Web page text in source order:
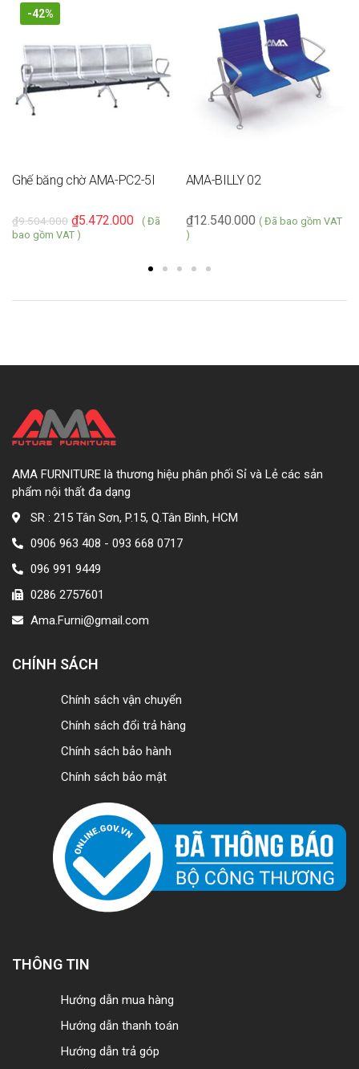
-42%
Ghế băng chờ AMA-PC2-5I
9.504.000
₫ 5.472.000
₫
( Đã
bao gồm VAT )
AMA-BILLY 02
12.540.000
₫
( Đã bao gồm VAT
)
AMA FURNITURE là thương hiệu phân phối Sỉ và Lẻ các sản
phẩm nội thất đa dạng
SR : 215 Tân Sơn, P.15, Q.Tân Bình, HCM
0906 963 408 - 093 668 0717
096 991 9449
0286 2757601
Ama.Furni@gmail.com
CHÍNH SÁCH
Chính sách vận chuyển
Chính sách đổi trả hàng
Chính sách bảo hành
Chính sách bảo mật
THÔNG TIN
Hướng dẫn mua hàng
Hướng dẫn thanh toán
Hướng dẫn trả góp